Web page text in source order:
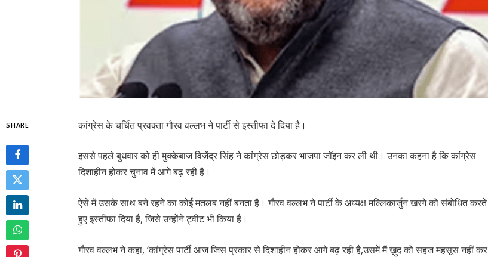
SHARE कांग्रेस के चर्चित प्रवक्ता गौरव वल्लभ ने पार्टी से इस्तीफा दे दिया है।
इससे पहले बुधवार को ही मुक्केबाज विजेंद्र सिंह ने कांग्रेस छोड़कर भाजपा जॉइन कर ली थी। उनका कहना है कि कांग्रेस
दिशाहीन होकर चुनाव में आगे बढ़ रही है।
ऐसे में उसके साथ बने रहने का कोई मतलब नहीं बनता है। गौरव वल्लभ ने पार्टी के अध्यक्ष मल्लिकार्जुन खरगे को संबोधित करते
हुए इस्तीफा दिया है, जिसे उन्होंने ट्वीट भी किया है।
गौरव वल्लभ ने कहा, ‘कांग्रेस पार्टी आज जिस प्रकार से दिशाहीन होकर आगे बढ़ रही है,उसमें मैं ख़ुद को सहज महसूस नहीं कर